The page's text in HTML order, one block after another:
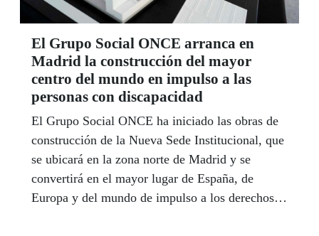
El Grupo Social ONCE arranca en
Madrid la construcción del mayor
centro del mundo en impulso a las
personas con discapacidad
El Grupo Social ONCE ha iniciado las obras de
construcción de la Nueva Sede Institucional, que
se ubicará en la zona norte de Madrid y se
convertirá en el mayor lugar de España, de
Europa y del mundo de impulso a los derechos